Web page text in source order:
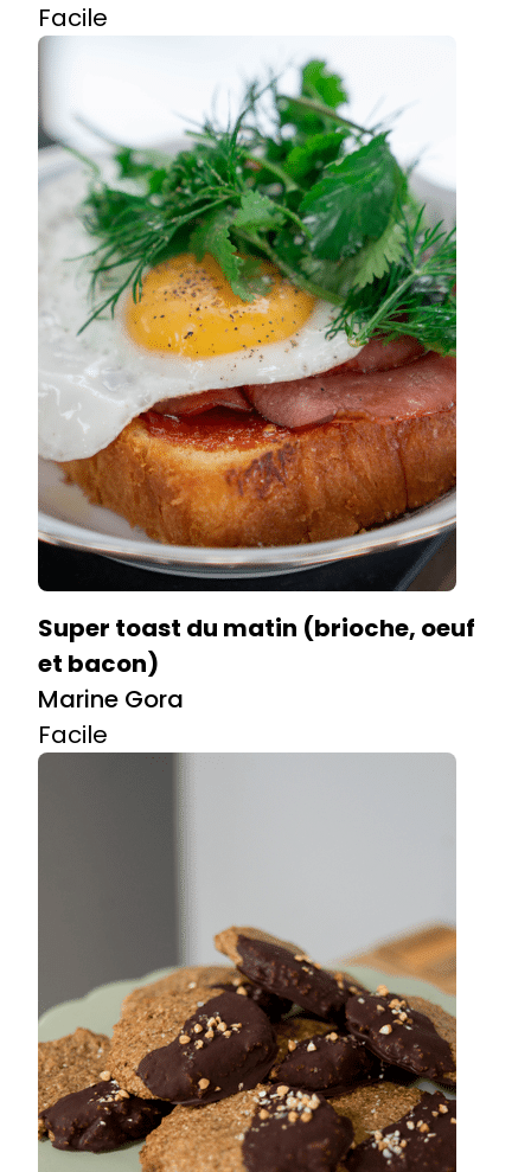
Facile
Super toast du matin (brioche, oeuf
et bacon)
Marine Gora
Facile